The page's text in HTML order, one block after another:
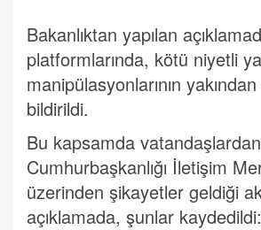
Bakanlıktan yapılan
platformlarında, kötü niyetli
manipülasyonlarının
bildirildi.
Bu kapsamda
Cumhurbaşkanlığı İletişim
üzerinden şikayetler geldiği
açıklamada, şunlar kaydedildi: